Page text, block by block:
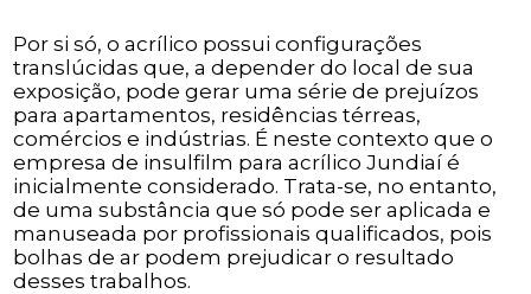
Por si só, o acrílico possui configurações
translúcidas que, a depender do local de sua
exposição, pode gerar uma série de prejuízos
para apartamentos, residências térreas,
comércios e indústrias. É neste contexto que o
empresa de insulfilm para acrílico Jundiaí é
inicialmente considerado. Trata-se, no entanto,
de uma substância que só pode ser aplicada e
manuseada por profissionais qualificados, pois
bolhas de ar podem prejudicar o resultado
desses trabalhos.